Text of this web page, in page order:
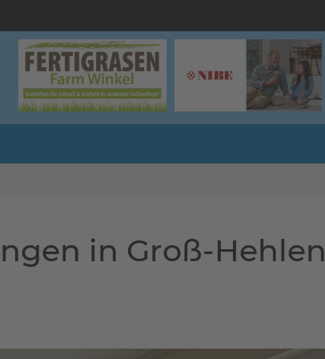
in Groß-Hehlen